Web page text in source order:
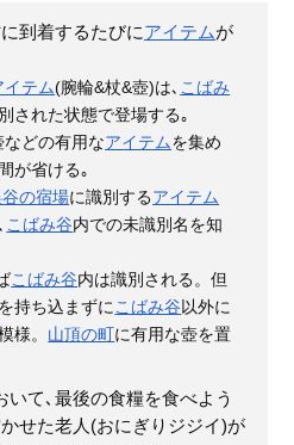
到着するたびにアイテムが
イテム(腕輪&杖&壺)は､ こばみ
された状態で登場する｡
どの有用なアイテムを集め
が省ける｡
の宿場に識別するアイテム
こばみ谷内での未識別名を知
こばみ谷内は識別される。但
を持ち込まずにこばみ谷以外に
様。 山頂の町に有用な壺を置
いて､最後の食糧を食べよう
せた老人(おにぎりジジイ)が